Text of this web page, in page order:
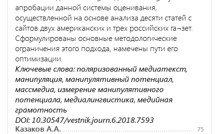
апробации данной системы оценивания,
осуществленной на основе анализа десяти статей с
сайтов двух американских и трех российских га¬зет.
Сформулированы основные методологические
ограничения этого подхода, намечены пути его
оптимизации.
Ключевые слова: поляризованный медиатекст,
манипуляция, манипулятивный потенциал,
массмедиа, измерение манипулятивного
потенциала, медиалингвистика, медийная
грамотность
DOI: 10.30547/vestnik.journ.6.2018.7593
Казаков А.А.
75